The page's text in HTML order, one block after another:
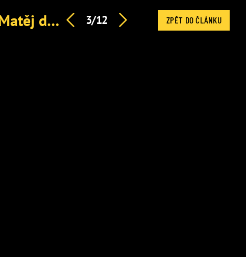
V Survivoru došlo na přísahy na rodinu: Neviditelný Matěj dostal tvrdou lekci 3/12 ZPĚT DO ČLÁNKU